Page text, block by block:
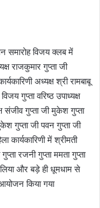
समारोह विजय क्लब में
राजकुमार गुप्ता जी
अध्यक्ष श्री रामबाबू
गुप्ता वरिष्ठ उपाध्यक्ष
संजीव गुप्ता जी मुकेश गुप्ता
गुप्ता जी पवन गुप्ता जी
कार्यकारिणी में श्रीमती
गुप्ता रजनी गुप्ता ममता गुप्ता
और बड़े ही धूमधाम से
किया गया